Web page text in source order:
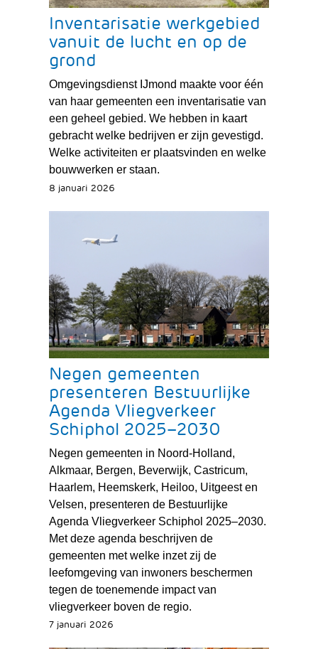
Inventarisatie werkgebied
vanuit de lucht en op de
grond
Omgevingsdienst IJmond maakte voor één
van haar gemeenten een inventarisatie van
een geheel gebied. We hebben in kaart
gebracht welke bedrijven er zijn gevestigd.
Welke activiteiten er plaatsvinden en welke
bouwwerken er staan.
8 januari 2026
Negen gemeenten
presenteren Bestuurlijke
Agenda Vliegverkeer
Schiphol 2025–2030
Negen gemeenten in Noord-Holland,
Alkmaar, Bergen, Beverwijk, Castricum,
Haarlem, Heemskerk, Heiloo, Uitgeest en
Velsen, presenteren de Bestuurlijke
Agenda Vliegverkeer Schiphol 2025–2030.
Met deze agenda beschrijven de
gemeenten met welke inzet zij de
leefomgeving van inwoners beschermen
tegen de toenemende impact van
vliegverkeer boven de regio.
7 januari 2026